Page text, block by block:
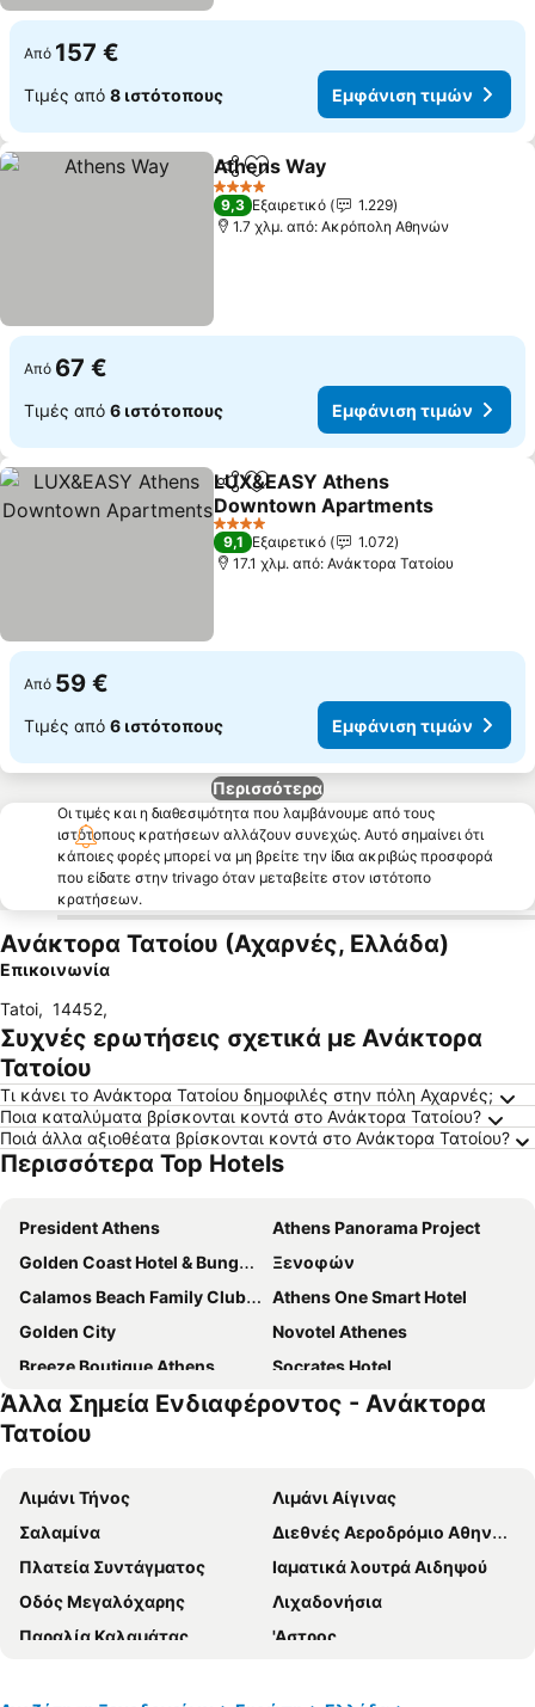
Από 157 €
Τιμές από 8 ιστότοπους Εμφάνιση τιμών
Κοινοποίηση
Προσθήκη στα αγαπημένα
Athens Way
4 Αστέρια
9,3 Εξαιρετικό
1.229
1.7 χλμ. από: Ακρόπολη Αθηνών
Από 67 €
Τιμές από 6 ιστότοπους Εμφάνιση τιμών
Κοινοποίηση
Προσθήκη στα αγαπημένα
LUX&EASY Athens
Downtown Apartments
Εμφάνιση τιμών
4 Αστέρια
9,1 Εξαιρετικό
1.072
17.1 χλμ. από: Ανάκτορα Τατοίου
Από 59 €
Τιμές από 6 ιστότοπους Εμφάνιση τιμών
Περισσότερα
Οι τιμές και η διαθεσιμότητα που λαμβάνουμε από τους
ιστότοπους κρατήσεων αλλάζουν συνεχώς. Αυτό σημαίνει ότι
κάποιες φορές μπορεί να μη βρείτε την ίδια ακριβώς προσφορά
που είδατε στην trivago όταν μεταβείτε στον ιστότοπο
κρατήσεων.
Ανάκτορα Τατοίου (Αχαρνές, Ελλάδα)
Επικοινωνία
Tatoi, 14452,
Συχνές ερωτήσεις σχετικά με Ανάκτορα
Τατοίου
Τι κάνει το Ανάκτορα Τατοίου δημοφιλές στην πόλη Αχαρνές;
Ποια καταλύματα βρίσκονται κοντά στο Ανάκτορα Τατοίου?
Ποιά άλλα αξιοθέατα βρίσκονται κοντά στο Ανάκτορα Τατοίου?
Περισσότερα Top Hotels
President Athens
Athens Panorama Project
Golden Coast Hotel & Bungalows
Ξενοφών
Calamos Beach Family Club Hotel
Athens One Smart Hotel
Golden City
Novotel Athenes
Breeze Boutique Athens
Socrates Hotel
Melia Athens
The Stanley
International Atene Hotel
Alexandros Pension
Hotel Parnon
ROY Hotel
Colors Hotel Athens
Alma Hotel
Athens Way
Παράδεισος
Figleaf Kypseli
Marathon Beach
Airotel Alexandros
Άλλα Σημεία Ενδιαφέροντος - Ανάκτορα
Τατοίου
Λιμάνι Τήνος
Λιμάνι Αίγινας
Σαλαμίνα
Διεθνές Αεροδρόμιο Αθηνών Ελευθέριος Βενιζέλος
Πλατεία Συντάγματος
Ιαματικά λουτρά Αιδηψού
Οδός Μεγαλόχαρης
Λιχαδονήσια
Παραλία Καλαμάτας
'Αστρος